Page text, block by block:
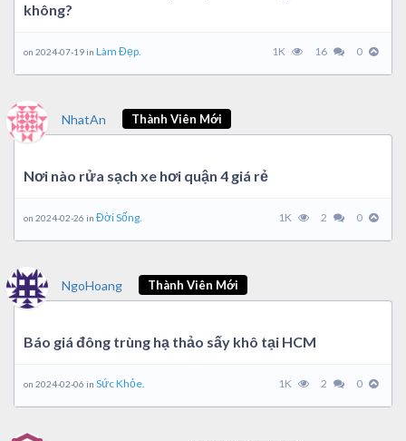
không?
on 2024-07-19 in Làm Đẹp. 1K 16 0
NhatAn Thành Viên Mới
Nơi nào rửa sạch xe hơi quận 4 giá rẻ
on 2024-02-26 in Đời Sống. 1K 2 0
NgoHoang Thành Viên Mới
Báo giá đông trùng hạ thảo sấy khô tại HCM
on 2024-02-06 in Sức Khỏe. 1K 2 0